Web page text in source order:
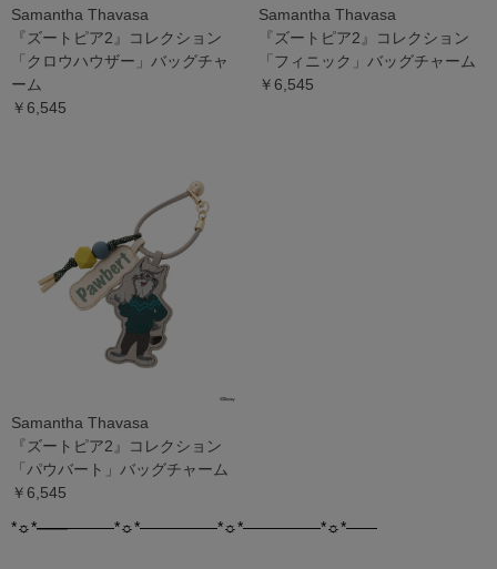
Samantha Thavasa
『ズートピア2』コレクション
「クロウハウザー」バッグチャ
ーム
￥6,545
Samantha Thavasa
『ズートピア2』コレクション
「フィニック」バッグチャーム
￥6,545
Samantha Thavasa
『ズートピア2』コレクション
「パウバート」バッグチャーム
￥6,545
*☼*―――――*☼*―――――*☼*―――――*☼*――